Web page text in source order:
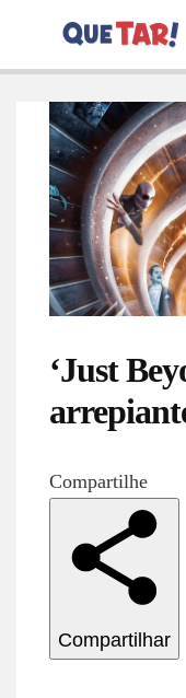
‘Just
Compartilhe
Compartilhar